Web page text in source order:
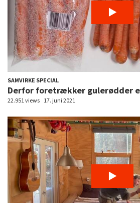
SAMVIRKE SPECIAL
Derfor foretrækker gulerødder
22.951 views 17. juni 2021